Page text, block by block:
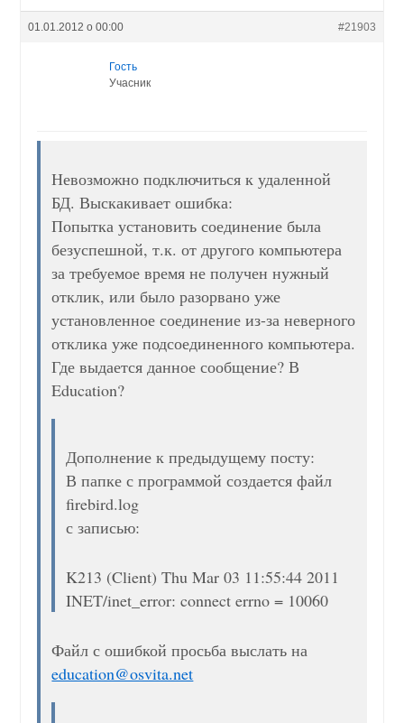
01.01.2012 о 00:00 #21903
Гость
Учасник
Невозможно подключиться к удаленной
БД. Выскакивает ошибка:
Попытка установить соединение была
безуспешной, т.к. от другого компьютера
за требуемое время не получен нужный
отклик, или было разорвано уже
установленное соединение из-за неверного
отклика уже подсоединенного компьютера.
Где выдается данное сообщение? В
Education?
Дополнение к предыдущему посту:
В папке с программой создается файл
firebird.log
с записью:
K213 (Client) Thu Mar 03 11:55:44 2011
INET/inet_error: connect errno = 10060
Файл с ошибкой просьба выслать на
education@osvita.net